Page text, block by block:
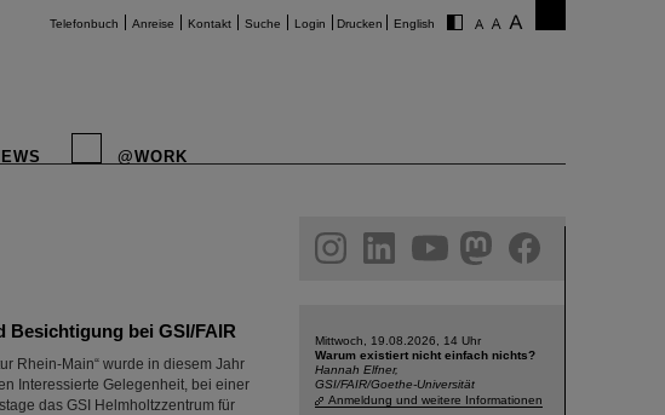
Telefonbuch Anreise Kontakt Suche Login Drucken English
@WORK
Besichtigung bei GSI/FAIR
Rhein-Main“ wurde in diesem Jahr
Interessierte Gelegenheit, bei einer
das GSI Helmholtzzentrum für
facebook
Mittwoch, 19.08.2026, 14 Uhr
Warum existiert nicht einfach nichts?
Hannah Elfner,
GSI/FAIR/Goethe-Universität
Anmeldung und weitere Informationen